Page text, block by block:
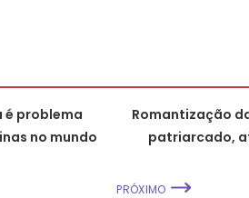
é problema
no mundo
Romantização
patriarcado,
PRÓXIMO